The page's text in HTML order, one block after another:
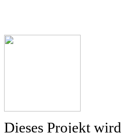
Dieses Projekt